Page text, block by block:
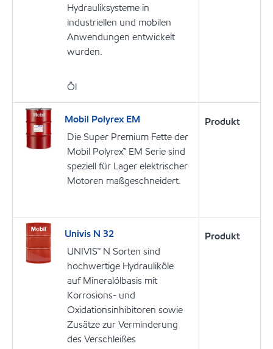
Hydrauliksysteme in
industriellen und mobilen
Anwendungen entwickelt
wurden.
Öl
Mobil Polyrex EM
Die Super Premium Fette der
Mobil Polyrex™ EM Serie sind
speziell für Lager elektrischer
Motoren maßgeschneidert.
Produkt
Univis N 32
UNIVIS™ N Sorten sind
hochwertige Hydrauliköle
auf Mineralölbasis mit
Korrosions- und
Oxidationsinhibitoren sowie
Zusätze zur Verminderung
des Verschleißes
Produkt